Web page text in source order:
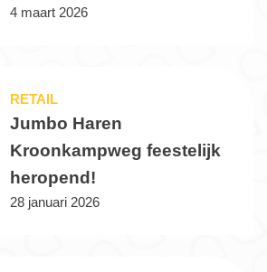
4 maart 2026
RETAIL
Jumbo Haren
Kroonkampweg feestelijk
heropend!
28 januari 2026